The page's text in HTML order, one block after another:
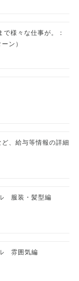
様々な仕事が。：
ン）
、給与等情報の詳細
服装・髪型編
雰囲気編